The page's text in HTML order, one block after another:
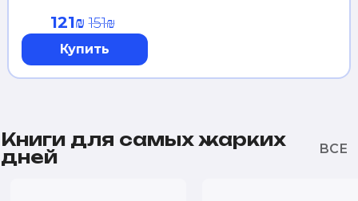
121₪ 151₪
Купить
Книги для самых жарких
дней